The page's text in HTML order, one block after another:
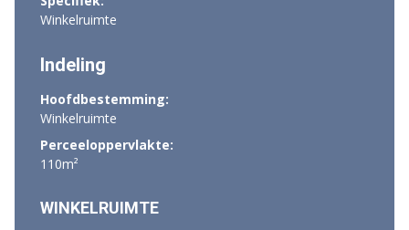
Winkelruimte
Indeling
Hoofdbestemming:
Winkelruimte
Perceeloppervlakte:
110m²
WINKELRUIMTE